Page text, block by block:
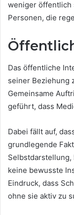
weniger öffentlich
Personen, die
Das öffentliche
seiner Beziehung
Gemeinsame
geführt, dass
Dabei fällt auf,
grundlegende
keine bewusste
Eindruck, dass
ohne sie aktiv zu